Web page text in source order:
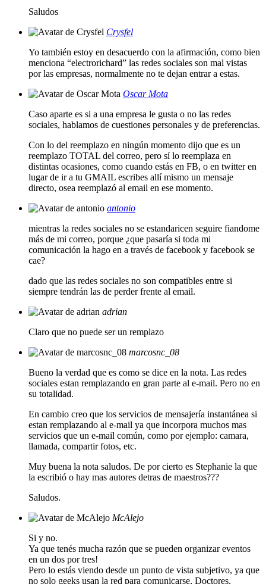
Saludos
Crysfel
Yo también estoy en desacuerdo con la afirmación, como bien
menciona “electrorichard” las redes sociales son mal vistas
por las empresas, normalmente no te dejan entrar a estas.
Oscar Mota
Caso aparte es si a una empresa le gusta o no las redes
sociales, hablamos de cuestiones personales y de preferencias.
Con lo del reemplazo en ningún momento dijo que es un
reemplazo TOTAL del correo, pero sí lo reemplaza en
distintas ocasiones, como cuando estás en FB, o en twitter en
lugar de ir a tu GMAIL escribes allí mismo un mensaje
directo, osea reemplazó al email en ese momento.
antonio
mientras la redes sociales no se estandaricen seguire fiandome
más de mi correo, porque ¿que pasaría si toda mi
comunicación la hago en a través de facebook y facebook se
cae?
dado que las redes sociales no son compatibles entre si
siempre tendrán las de perder frente al email.
adrian
Claro que no puede ser un remplazo
marcosnc_08
Bueno la verdad que es como se dice en la nota. Las redes
sociales estan remplazando en gran parte al e-mail. Pero no en
su totalidad.
En cambio creo que los servicios de mensajería instantánea si
estan remplazando al e-mail ya que incorpora muchos mas
servicios que un e-mail común, como por ejemplo: camara,
llamada, compartir fotos, etc.
Muy buena la nota saludos. De por cierto es Stephanie la que
la escribió o hay mas autores detras de maestros???
Saludos.
McAlejo
Si y no.
Ya que tenés mucha razón que se pueden organizar eventos
en un dos por tres!
Pero lo estás viendo desde un punto de vista subjetivo, ya que
no solo geeks usan la red para comunicarse, Doctores,